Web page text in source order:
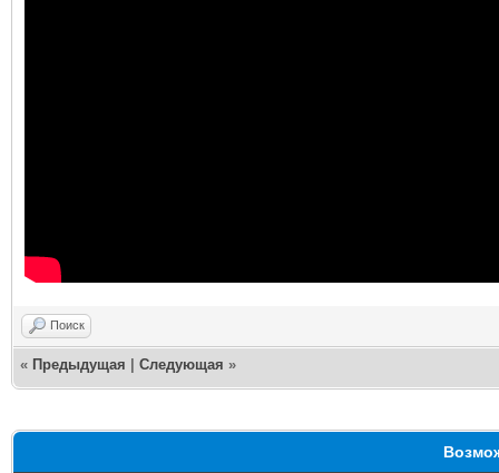
Поиск
« Предыдущая Следующая »